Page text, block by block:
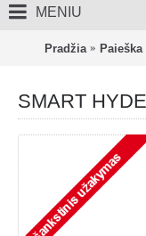
MENIU
Pradžia Paieška
SMART